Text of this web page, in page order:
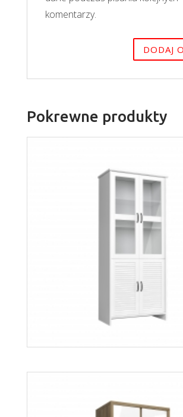
komentarzy.
Pokrewne produkty